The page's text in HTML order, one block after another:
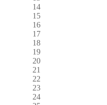
14
15
16
17
18
19
20
21
22
23
24